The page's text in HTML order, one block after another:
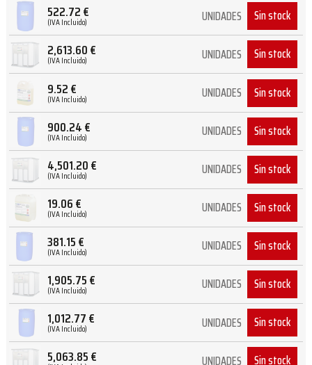
522.72€
(IVA Incluido) UNIDADES Sin stock
2,613.60€
(IVA Incluido) UNIDADES Sin stock
9.52€
(IVA Incluido) UNIDADES Sin stock
900.24€
(IVA Incluido) UNIDADES Sin stock
4,501.20€
(IVA Incluido) UNIDADES Sin stock
19.06€
(IVA Incluido) UNIDADES Sin stock
381.15€
(IVA Incluido) UNIDADES Sin stock
1,905.75€
(IVA Incluido) UNIDADES Sin stock
1,012.77€
(IVA Incluido) UNIDADES Sin stock
5,063.85€ UNIDADES Sin stock